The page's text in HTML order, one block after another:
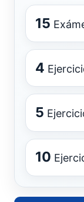
15
4
5
10